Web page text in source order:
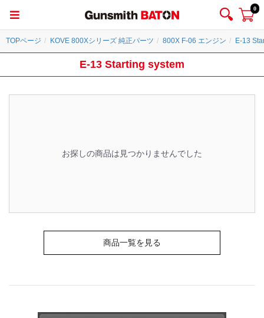
0
TOPページ KOVE 800Xシリーズ 純正パーツ 800X F-06 エンジン E-13
E-13 Starting system
お探しの商品は見つかりませんでした
商品一覧を見る